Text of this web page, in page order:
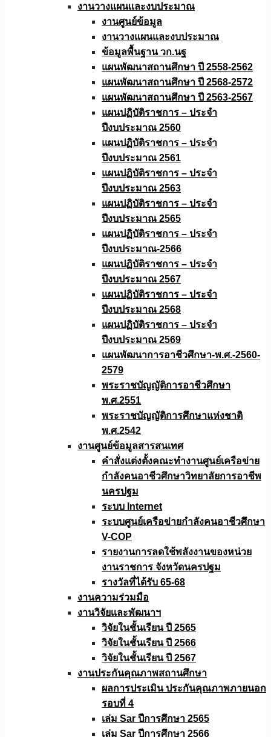
งานวางแผนเเละงบประมาณ
งานศูนย์ข้อมูล
งานวางแผนและงบประมาณ
ข้อมูลพื้นฐาน วก.นฐ
แผนพัฒนาสถานศึกษา ปี 2558-2562
แผนพัฒนาสถานศึกษา ปี 2568-2572
แผนพัฒนาสถานศึกษา ปี 2563-2567
แผนปฏิบัติราชการ – ประจำ
ปีงบประมาณ 2560
แผนปฏิบัติราชการ – ประจำ
ปีงบประมาณ 2561
แผนปฏิบัติราชการ – ประจำ
ปีงบประมาณ 2563
แผนปฏิบัติราชการ – ประจำ
ปีงบประมาณ 2565
แผนปฏิบัติราชการ – ประจำ
ปีงบประมาณ-2566
แผนปฏิบัติราชการ – ประจำ
ปีงบประมาณ 2567
แผนปฏิบัติราชการ – ประจำ
ปีงบประมาณ 2568
แผนปฏิบัติราชการ – ประจำ
ปีงบประมาณ 2569
แผนพัฒนาการอาชีวศึกษา-พ.ศ.-2560-
2579
พระราชบัญญัติการอาชีวศึกษา
พ.ศ.2551
พระราชบัญญัติการศึกษาแห่งชาติ
พ.ศ.2542
งานศูนย์ข้อมูลสารสนเทศ
คำสั่งแต่งตั้งคณะทำงานศูนย์เครือข่าย
กำลังคนอาชีวศึกษาวิทยาลัยการอาชีพ
นครปฐม
ระบบ Internet
ระบบศูนย์เครือข่ายกำลังคนอาชีวศึกษา
V-COP
รายงานการลดใช้พลังงานของหน่วย
งานราชการ จังหวัดนครปฐม
รางวัลที่ได้รับ 65-68
งานความร่วมมือ
งานวิจัยเเละพัฒนาฯ
วิจัยในชั้นเรียน ปี 2565
วิจัยในชั้นเรียน ปี 2566
วิจัยในชั้นเรียน ปี 2567
งานประกันคุณภาพสถานศึกษา
ผลการประเมิน ประกันคุณภาพภายนอก
รอบที่ 4
เล่ม Sar ปีการศึกษา 2565
เล่ม Sar ปีการศึกษา 2566